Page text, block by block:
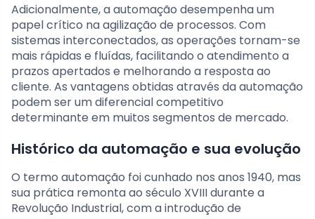
Adicionalmente, a automação desempenha um
papel crítico na agilização de processos. Com
sistemas interconectados, as operações tornam-se
mais rápidas e fluídas, facilitando o atendimento a
prazos apertados e melhorando a resposta ao
cliente. As vantagens obtidas através da automação
podem ser um diferencial competitivo
determinante em muitos segmentos de mercado.
Histórico da automação e sua evolução
O termo automação foi cunhado nos anos 1940, mas
sua prática remonta ao século XVIII durante a
Revolução Industrial, com a introdução de